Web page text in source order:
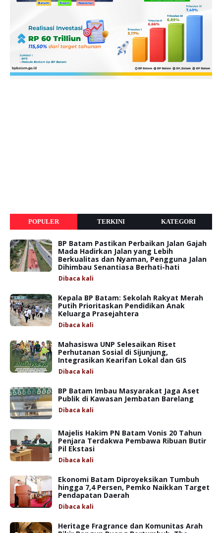
POPULER TERKINI KATEGORI
BP Batam Pastikan Perbaikan Jalan Gajah
Mada Hadirkan Jalan yang Lebih
Berkualitas dan Nyaman, Pengguna Jalan
Dihimbau Senantiasa Berhati-hati
Dibaca kali
Kepala BP Batam: Sekolah Rakyat Merah
Putih Prioritaskan Pendidikan Anak
Keluarga Prasejahtera
Dibaca kali
Mahasiswa UNP Selesaikan Riset
Perhutanan Sosial di Sijunjung,
Integrasikan Kearifan Lokal dan GIS
Dibaca kali
BP Batam Imbau Masyarakat Jaga Aset
Publik di Kawasan Jembatan Barelang
Dibaca kali
Majelis Hakim PN Batam Vonis 20 Tahun
Penjara Terdakwa Pembawa Ribuan Butir
Pil Ekstasi
Dibaca kali
Ekonomi Batam Diproyeksikan Tumbuh
hingga 7,4 Persen, Pemko Naikkan Target
Pendapatan Daerah
Dibaca kali
Heritage Fragrance dan Komunitas Arah